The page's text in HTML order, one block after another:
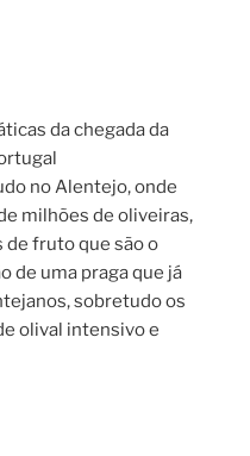
da chegada da
no Alentejo, onde
milhões de oliveiras,
de fruto que são o
de uma praga que já
sobretudo os
olival intensivo e